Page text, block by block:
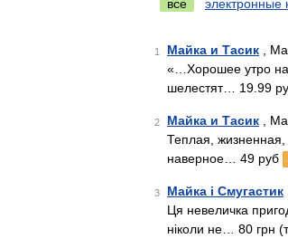
все
электронные
1 Майка и Тасик ,
«…Хорошее утро
шелестят… 19.99
2 Майка и Тасик ,
Теплая, жизненная,
наверное… 49 руб
3 Майка і Смугастик
Ця невеличка
ніколи не… 80 грн